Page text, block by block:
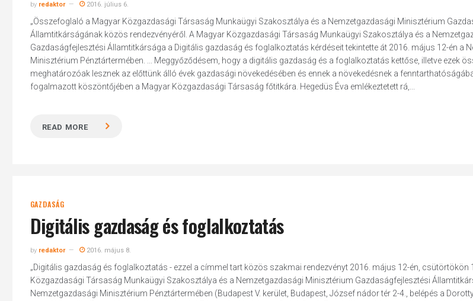
by redaktor 2016. július 6.
„Összefoglaló a Magyar Közgazdasági Társaság Munkaügyi Szakosztálya és a Nemzetgazdasági Minisztérium
Államtitkárságának közös rendezvényéről. A Magyar Közgazdasági Társaság Munkaügyi Szakosztálya és a
Gazdaságfejlesztési Államtitkársága a Digitális gazdaság és foglalkoztatás kérdéseit tekintette át 2016. május 12-én a
Minisztérium Pénztártermében. ... Meggyőződésem, hogy a digitális gazdaság és a foglalkoztatás kettőse, illetve ezek
meghatározóak lesznek az előttünk álló évek gazdasági növekedésében és ennek a növekedésnek a
fogalmazott köszöntőjében a Magyar Közgazdasági Társaság főtitkára. Hegedüs Éva emlékeztetett rá,...
READ MORE
GAZDASÁG
Digitális gazdaság és foglalkoztatás
by redaktor 2016. május 8.
„Digitális gazdaság és foglalkoztatás - ezzel a címmel tart közös szakmai rendezvényt 2016. május 12-én, csütörtökön
Közgazdasági Társaság Munkaügyi Szakosztálya és a Nemzetgazdasági Minisztérium Gazdaságfejlesztési
Nemzetgazdasági Minisztérium Pénztártermében (Budapest V. kerület, Budapest, József nádor tér 2-4., belépés a